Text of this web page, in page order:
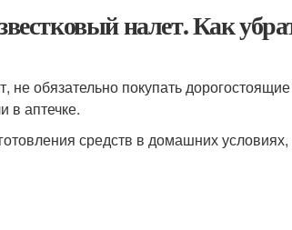
налет. Как
не обязательно покупать
в аптечке.
средств в домашних